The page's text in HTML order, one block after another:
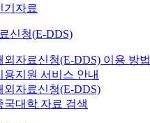
기자료
신청(E-DDS)
외자료신청(E-DDS) 이용 방법
용지원 서비스 안내
외자료신청(E-DDS)
국대학 자료 검색